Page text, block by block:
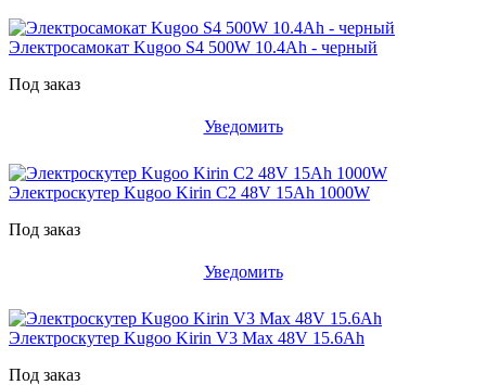
Электросамокат Kugoo S4 500W 10.4Ah - черный
Под заказ
Уведомить
Электроскутер Kugoo Kirin C2 48V 15Ah 1000W
Под заказ
Уведомить
Электроскутер Kugoo Kirin V3 Max 48V 15.6Ah
Под заказ